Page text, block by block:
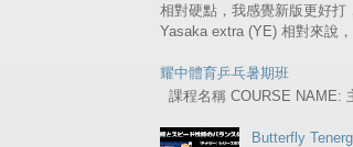
相對硬點，我感覺新版更好打
Yasaka extra (YE) 相對來說
耀中體育乒乓暑期班
課程名稱 COURSE NAME:
Butterfly